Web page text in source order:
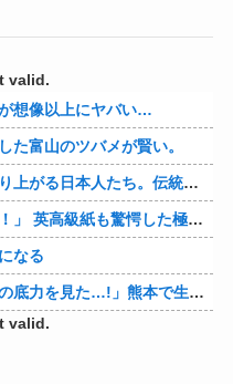
valid.
想像以上にヤバい…
た富山のツバメが賢い。
い」→女さんブチギレ「これを見て『日本の品格が落ちた』と思いま…
した極限の中の日本人の姿に世界が衝撃
なる
経験したドイツ人。直後、日本人たちの行動に衝撃を受けてしまう…
valid.